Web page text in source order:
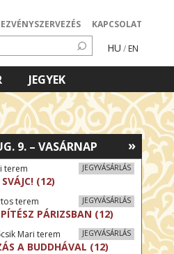
KAPCSOLAT
HU / EN
JEGYEK
»
9. – VASÁRNAP
JEGYVÁSÁRLÁS
terem
(12)
JEGYVÁSÁRLÁS
terem
PÁRIZSBAN (12)
JEGYVÁSÁRLÁS
Mari terem
A BUDDHÁVAL (12)